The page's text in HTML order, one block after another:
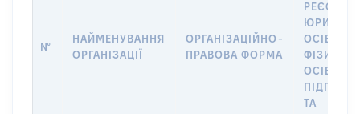
№
НАЙМЕНУВАННЯ
ОРГАНІЗАЦІЇ
ОРГАНІЗАЦІЙНО-
ПРАВОВА ФОРМА
РЕЄСТРІ
ОСІБ,
ОСІБ –
ТА